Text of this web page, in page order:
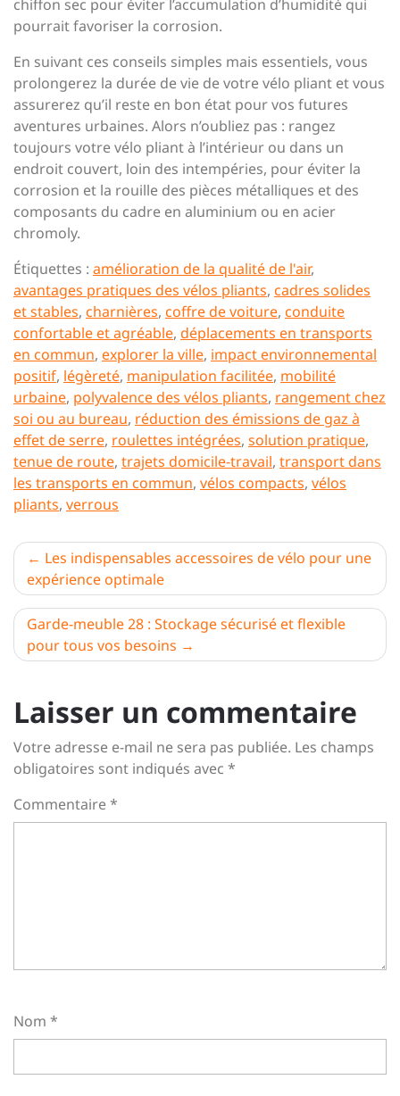
chiffon sec pour éviter l’accumulation d’humidité qui
pourrait favoriser la corrosion.
En suivant ces conseils simples mais essentiels, vous
prolongerez la durée de vie de votre vélo pliant et vous
assurerez qu’il reste en bon état pour vos futures
aventures urbaines. Alors n’oubliez pas : rangez
toujours votre vélo pliant à l’intérieur ou dans un
endroit couvert, loin des intempéries, pour éviter la
corrosion et la rouille des pièces métalliques et des
composants du cadre en aluminium ou en acier
chromoly.
Étiquettes : amélioration de la qualité de l'air,
avantages pratiques des vélos pliants, cadres solides
et stables, charnières, coffre de voiture, conduite
confortable et agréable, déplacements en transports
en commun, explorer la ville, impact environnemental
positif, légèreté, manipulation facilitée, mobilité
urbaine, polyvalence des vélos pliants, rangement chez
soi ou au bureau, réduction des émissions de gaz à
effet de serre, roulettes intégrées, solution pratique,
tenue de route, trajets domicile-travail, transport dans
les transports en commun, vélos compacts, vélos
pliants, verrous
Navigation
de
l’article
Les indispensables accessoires de vélo pour une
expérience optimale
Garde-meuble 28 : Stockage sécurisé et flexible
pour tous vos besoins
Laisser un commentaire
Votre adresse e-mail ne sera pas publiée. Les champs
obligatoires sont indiqués avec *
Commentaire*
Nom *